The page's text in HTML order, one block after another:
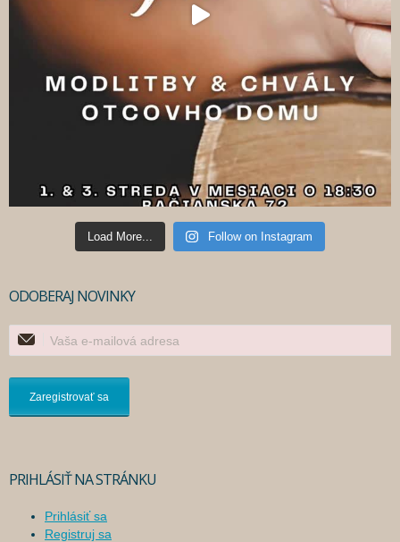
Load More... Follow on Instagram
ODOBERAJ NOVINKY
PRIHLÁSIŤ NA STRÁNKU
Prihlásiť sa
Registruj sa